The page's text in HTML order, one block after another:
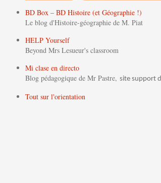
BD Box – BD Histoire (et Géographie !)
Le blog d'Histoire-géographie de M. Piat
HELP Yourself
Beyond Mrs Lesueur's classroom
Mi clase en directo
Blog pédagogique de Mr Pastre, site support
Tout sur l'orientation